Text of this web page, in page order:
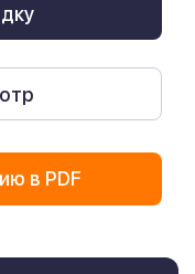
в PDF